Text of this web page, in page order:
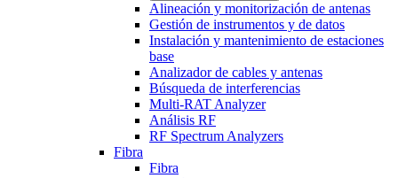
Alineación y monitorización de antenas
Gestión de instrumentos y de datos
Instalación y mantenimiento de estaciones
base
Analizador de cables y antenas
Búsqueda de interferencias
Multi-RAT Analyzer
Análisis RF
RF Spectrum Analyzers
Fibra
Fibra